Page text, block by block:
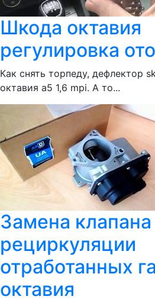
Шкода октавия
регулировка
Как снять торпеду, дефлектор
октавия а5 1,6 mpi. А то...
Замена клапана
рециркуляции
отработанных
октавия